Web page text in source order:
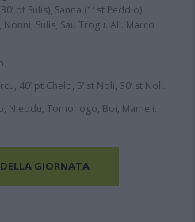
pt Sulis), Sanna (1’ st Peddio),
Sulis, Sau Trogu. All. Marco
40’ pt Chelo, 5’ st Noli, 30’ st Noli.
Nieddu, Tomohogo, Boi, Mameli.
GIORNATA